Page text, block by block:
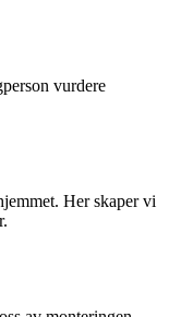
vurdere
Her skaper vi